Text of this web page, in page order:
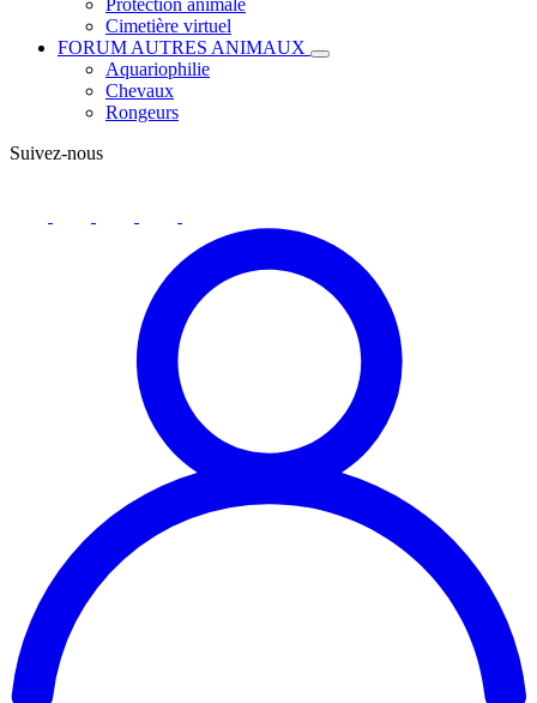
Protection animale
Cimetière virtuel
FORUM AUTRES ANIMAUX
Aquariophilie
Chevaux
Rongeurs
Suivez-nous